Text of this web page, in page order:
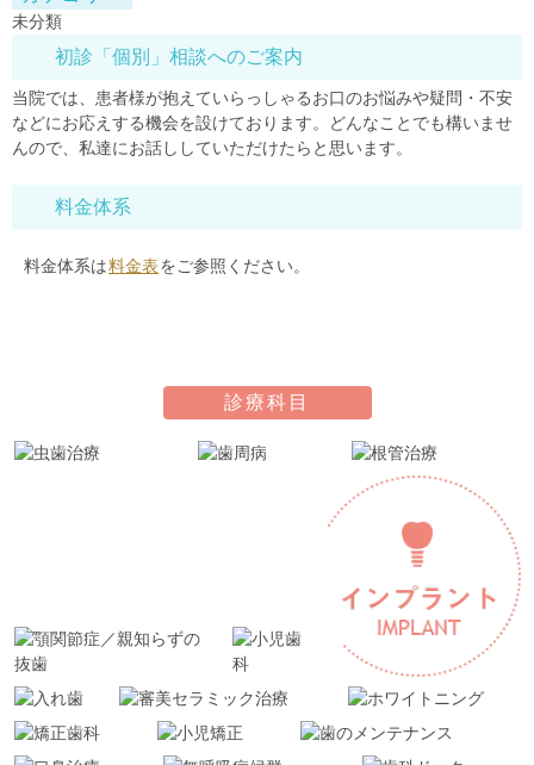
未分類
初診「個別」相談へのご案内
当院では、患者様が抱えていらっしゃるお口のお悩みや疑問・不安
などにお応えする機会を設けております。どんなことでも構いませ
んので、私達にお話ししていただけたらと思います。
料金体系
料金体系は料金表をご参照ください。
診療科目